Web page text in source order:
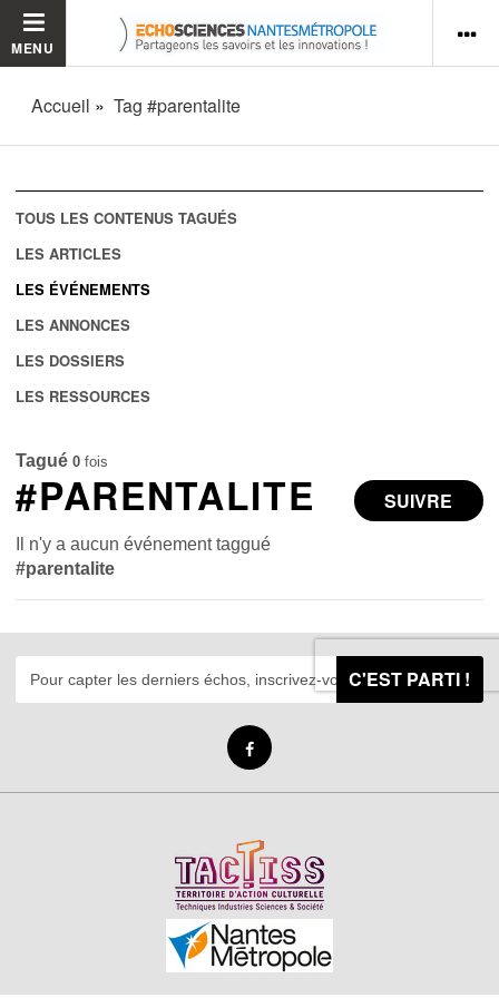
MENU
Accueil Tag #parentalite
TOUS LES CONTENUS TAGUÉS
LES ARTICLES
LES ÉVÉNEMENTS
LES ANNONCES
LES DOSSIERS
LES RESSOURCES
Tagué 0 fois
SUIVRE
#PARENTALITE
Il n'y a aucun événement taggué
#parentalite
C'EST PARTI !